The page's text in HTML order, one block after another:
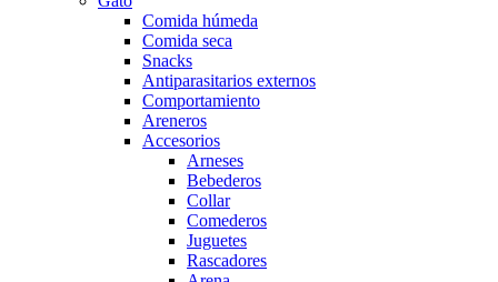
Comida húmeda
Comida seca
Snacks
Antiparasitarios externos
Comportamiento
Areneros
Accesorios
Arneses
Bebederos
Collar
Comederos
Juguetes
Rascadores